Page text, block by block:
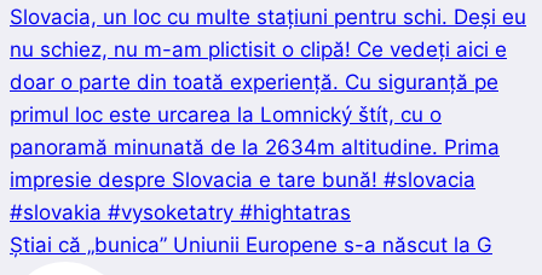
Știai că „bunica” Uniunii Europene s-a născut la G